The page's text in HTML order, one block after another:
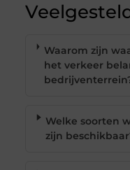
Waarom zijn
het verkeer
Welke soorten
zijn